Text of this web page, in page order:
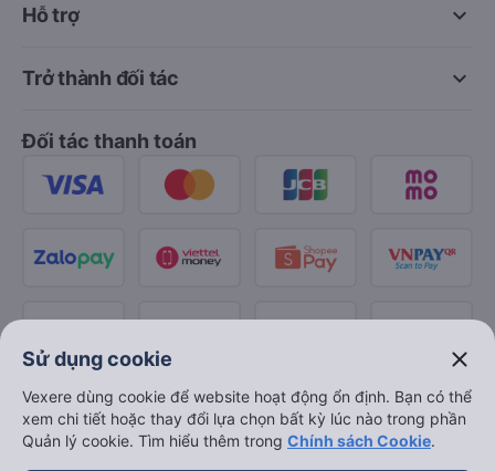
keyboard_arrow_down
Hỗ trợ
keyboard_arrow_down
Trở thành đối tác
Đối tác thanh toán
Sử dụng cookie close
Vexere dùng cookie để website hoạt động ổn định. Bạn có thể
xem chi tiết hoặc thay đổi lựa chọn bất kỳ lúc nào trong phần
Quản lý cookie. Tìm hiểu thêm trong Chính sách Cookie.